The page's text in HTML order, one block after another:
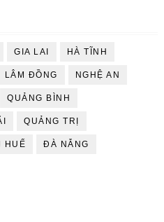
GIA LAI HÀ TĨNH
LÂM ĐỒNG NGHỆ AN
QUẢNG BÌNH
QUẢNG TRỊ
HUẾ ĐÀ NẴNG